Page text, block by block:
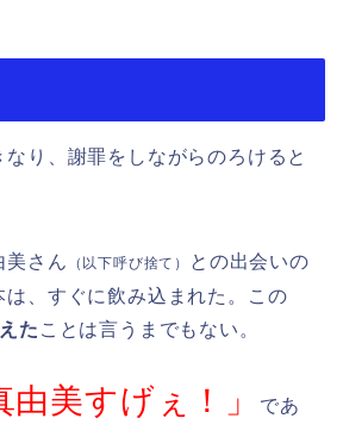
なり、謝罪をしながらのろけると
美さん （以下呼び捨て）
との出会いの
、すぐに飲み込まれた。この
た ことは言うまでもない。
由美すげぇ！」
であ